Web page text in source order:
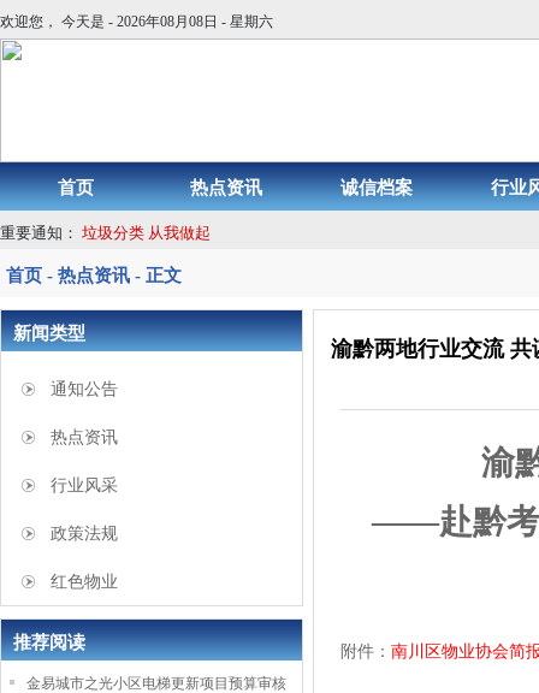
欢迎您， 今天是 - 2026年08月08日 - 星期六
首页 热点资讯 诚信档案 行业
重要通知： 垃圾分类 从我做起
首页 - 热点资讯 - 正文
新闻类型
通知公告
热点资讯
行业风采
政策法规
红色物业
推荐阅读
金易城市之光小区电梯更新项目预算审核
渝黔两地行业交流
渝
——赴黔考
附件：南川区物业协会简